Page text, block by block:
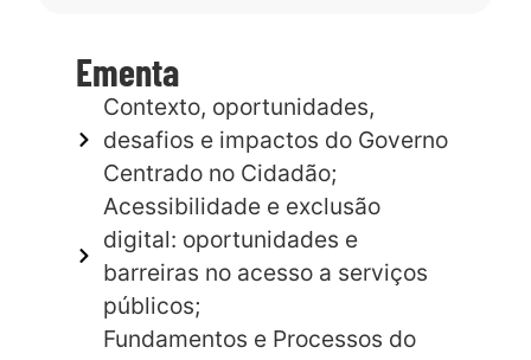
Ementa
Contexto, oportunidades,
desafios e impactos do Governo
Centrado no Cidadão;
Acessibilidade e exclusão
digital: oportunidades e
barreiras no acesso a serviços
públicos;
Fundamentos e Processos do